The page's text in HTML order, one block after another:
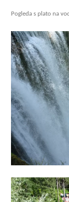
Pogleda s plato na